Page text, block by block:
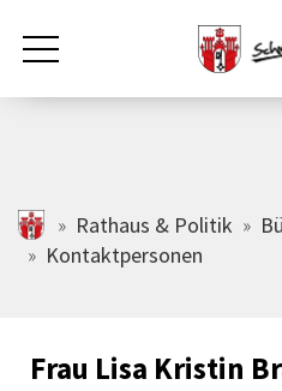
Zum Hauptinhalt springen
Rathaus & Politik
Tourismus
schmallenberg.de
Rathaus & Politik
Kontaktpersonen
Frau Lisa Kristin